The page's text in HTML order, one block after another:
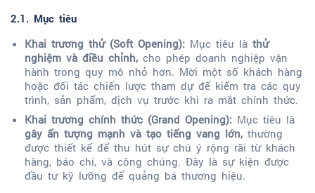
2.1. Mục tiêu
Khai trương thử (Soft Opening): Mục tiêu là thử
nghiệm và điều chỉnh, cho phép doanh nghiệp vận
hành trong quy mô nhỏ hơn. Mời một số khách hàng
hoặc đối tác chiến lược tham dự để kiểm tra các quy
trình, sản phẩm, dịch vụ trước khi ra mắt chính thức.
Khai trương chính thức (Grand Opening): Mục tiêu là
gây ấn tượng mạnh và tạo tiếng vang lớn, thường
được thiết kế để thu hút sự chú ý rộng rãi từ khách
hàng, báo chí, và công chúng. Đây là sự kiện được
đầu tư kỹ lưỡng để quảng bá thương hiệu.